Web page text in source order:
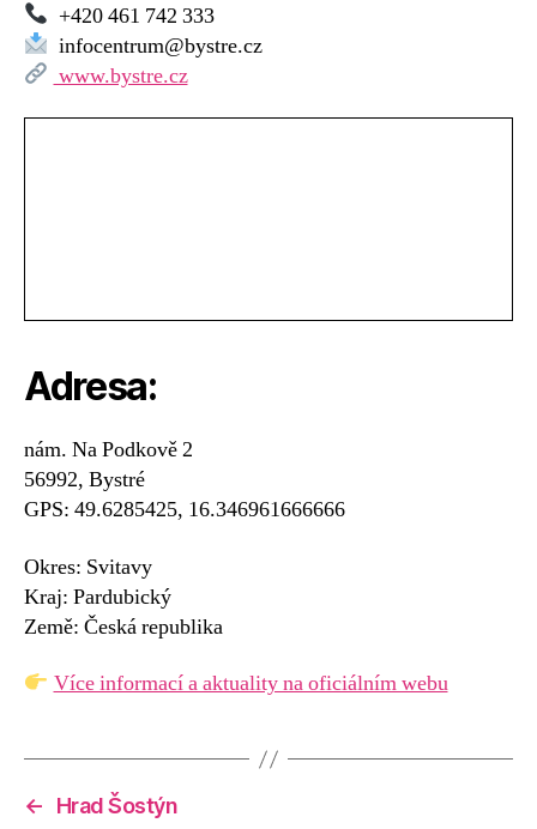
+420 461 742 333
infocentrum@bystre.cz
www.bystre.cz
Adresa:
nám. Na Podkově 2
56992, Bystré
GPS: 49.6285425, 16.346961666666
Okres: Svitavy
Kraj: Pardubický
Země: Česká republika
Více informací a aktuality na oficiálním webu
←
Hrad Šostýn